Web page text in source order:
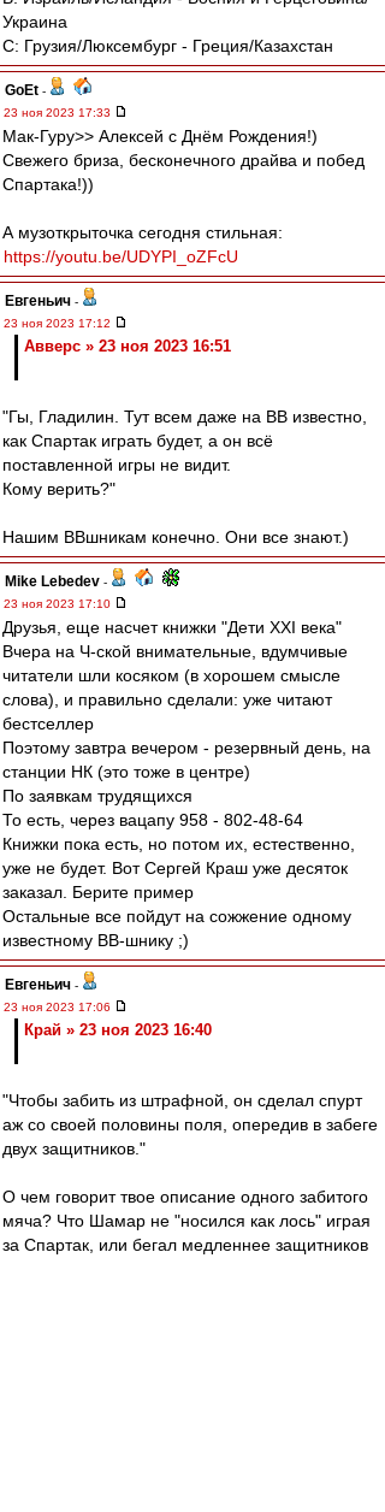
Украина
С: Грузия/Люксембург - Греция/Казахстан
GoEt -
23 ноя 2023 17:33
Мак-Гуру>> Алексей с Днём Рождения!)
Свежего бриза, бесконечного драйва и побед
Спартака!))
А музоткрыточка сегодня стильная:
https://youtu.be/UDYPI_oZFcU
Евгеньич -
23 ноя 2023 17:12
Авверс » 23 ноя 2023 16:51
"Гы, Гладилин. Тут всем даже на ВВ известно,
как Спартак играть будет, а он всё
поставленной игры не видит.
Кому верить?"
Нашим ВВшникам конечно. Они все знают.)
Mike Lebedev -
23 ноя 2023 17:10
Друзья, еще насчет книжки "Дети XXI века"
Вчера на Ч-ской внимательные, вдумчивые
читатели шли косяком (в хорошем смысле
слова), и правильно сделали: уже читают
бестселлер
Поэтому завтра вечером - резервный день, на
станции НК (это тоже в центре)
По заявкам трудящихся
То есть, через вацапу 958 - 802-48-64
Книжки пока есть, но потом их, естественно,
уже не будет. Вот Сергей Краш уже десяток
заказал. Берите пример
Остальные все пойдут на сожжение одному
известному ВВ-шнику ;)
Евгеньич -
23 ноя 2023 17:06
Край » 23 ноя 2023 16:40
"Чтобы забить из штрафной, он сделал спурт
аж со своей половины поля, опередив в забеге
двух защитников."
О чем говорит твое описание одного забитого
мяча? Что Шамар не "носился как лось" играя
за Спартак, или бегал медленнее защитников